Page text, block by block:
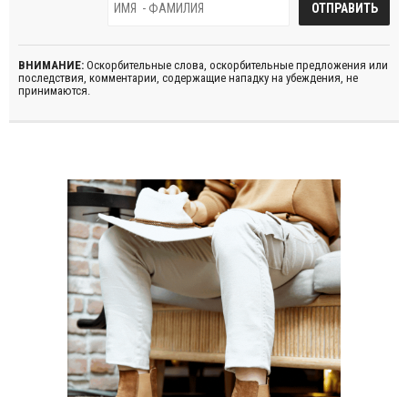
ВНИМАНИЕ: Оскорбительные слова, оскорбительные предложения или
последствия, комментарии, содержащие нападку на убеждения, не
принимаются.